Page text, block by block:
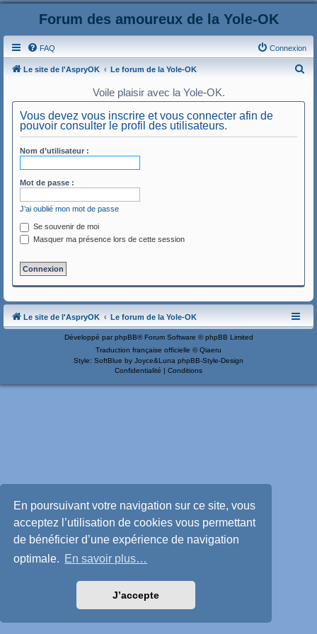
En poursuivant votre navigation sur ce site, vous
acceptez l’utilisation de cookies vous permettant
de bénéficier d’une expérience de navigation
optimale. En savoir plus…
J’accepte
Forum des amoureux de la Yole-OK
FAQ Connexion
Le site de l'AspryOK Le forum de la Yole-OK
Voile plaisir avec la Yole-OK.
Vous devez vous inscrire et vous connecter afin de
pouvoir consulter le profil des utilisateurs.
Nom d’utilisateur :
Mot de passe :
J’ai oublié mon mot de passe
Se souvenir de moi
Masquer ma présence lors de cette session
Le site de l'AspryOK Le forum de la Yole-OK
Développé par phpBB® Forum Software © phpBB Limited
Traduction française officielle ©Qiaeru
Style: SoftBlue by Joyce&Luna phpBB-Style-Design
Confidentialité | Conditions